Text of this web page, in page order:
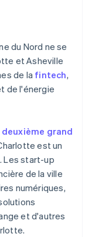
du Nord ne se
et Asheville
de la fintech,
de l'énergie
deuxième grand
est un
Les start-up
de la ville
numériques,
et d'autres